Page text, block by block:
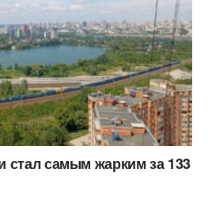
стал самым жарким за 133